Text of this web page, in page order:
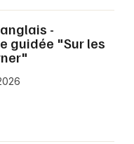
-
guidée "Sur les